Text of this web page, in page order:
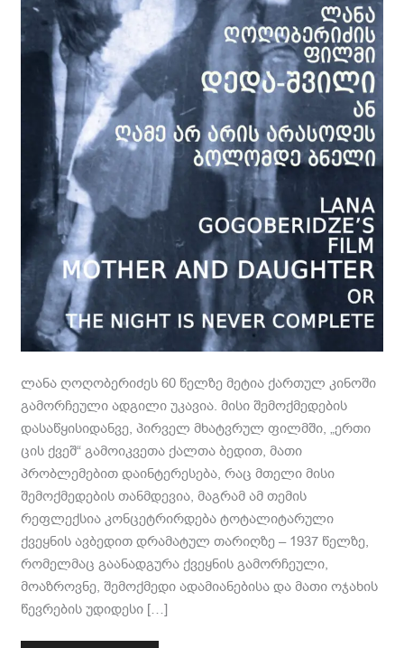
ლანა ღოღობერიძეს 60 წელზე მეტია ქართულ კინოში
გამორჩეული ადგილი უკავია. მისი შემოქმედების
დასაწყისიდანვე, პირველ მხატვრულ ფილმში, „ერთი
ცის ქვეშ“ გამოიკვეთა ქალთა ბედით, მათი
პრობლემებით დაინტერესება, რაც მთელი მისი
შემოქმედების თანმდევია, მაგრამ ამ თემის
რეფლექსია კონცეტრირდება ტოტალიტარული
ქვეყნის ავბედით დრამატულ თარიღზე – 1937 წელზე,
რომელმაც გაანადგურა ქვეყნის გამორჩეული,
მოაზროვნე, შემოქმედი ადამიანებისა და მათი ოჯახის
წევრების უდიდესი […]